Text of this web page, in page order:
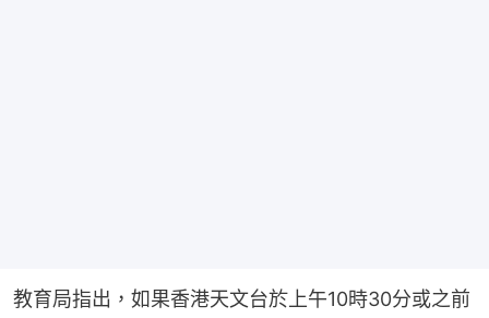
教育局指出，如果香港天文台於上午10時30分或之前